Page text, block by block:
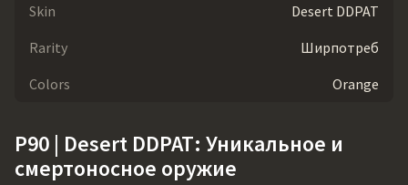
Skin
Desert DDPAT
Rarity
Ширпотреб
Colors
Orange
P90 | Desert DDPAT: Уникальное и
смертоносное оружие